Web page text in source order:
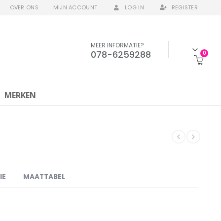
OVER ONS MIJN ACCOUNT LOG IN REGISTER
MEER INFORMATIE?
078-6259288 0
MERKEN
MAATTABEL